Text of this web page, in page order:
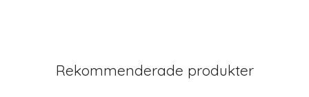
Rekommenderade produkter